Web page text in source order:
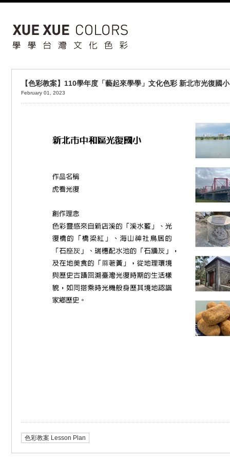
【色彩教案】110學年度「藝起來學學」文化色彩 新北市光復國小
February 01, 2023
色彩教案 Lesson Plan